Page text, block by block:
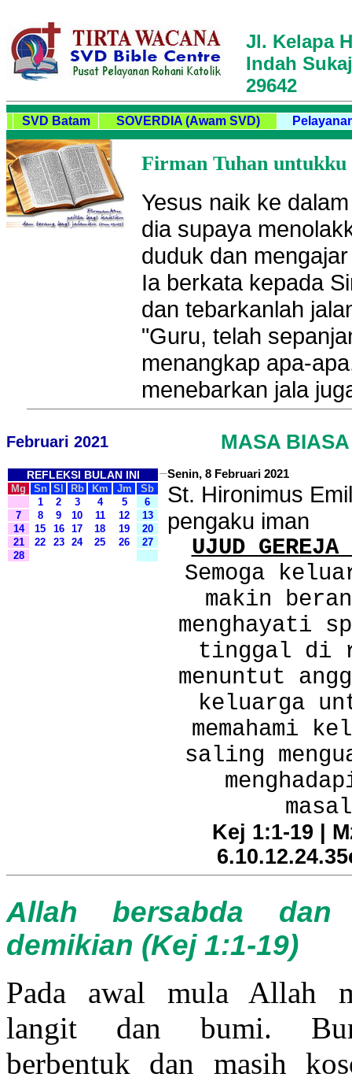
Jl. Kelapa
Indah
29642
SVD Batam SOVERDIA (Awam SVD)
Firman Tuhan
Yesus naik ke
dia supaya
duduk dan
Ia berkata kepada
dan tebarkanlah
"Guru, telah
menangkap apa-
menebarkan jala
Februari 2021 MASA
REFLEKSI BULAN INI
Mg Sn Sl Rb Km Jm
Sb
1
2 3 4 5
6
7
8 9 10 11 12
13
14
15 16 17 18 19
20
21
22 23 24 25 26
27
28
Senin, 8 Februari 2021
St. Hironimus
pengaku iman
UJUD
Semoga
makin
menghayati
tinggal di
menuntut
keluarga
memahami
saling
Kej 1:1-19 |
Allah bersabda dan
demikian (Kej 1:1-19)
Pada awal mula Allah
langit dan bumi.
berbentuk dan masih